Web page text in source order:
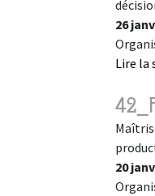
26
Lire la
20